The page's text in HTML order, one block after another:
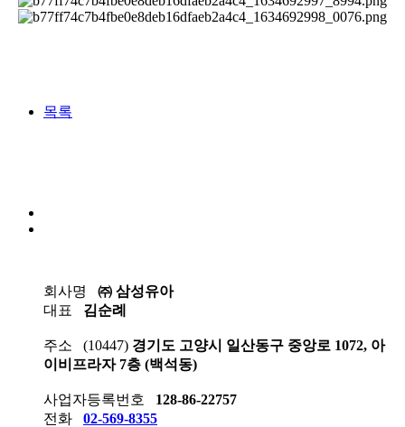
목록
회사명 ㈜ 삼성유아
대표 김순례
주소 (10447) 경기도 고양시 일산동구 중앙로 1072, 아
이비프라자 7층 (백석동)
사업자등록번호 128-86-22757
전화 02-569-8355